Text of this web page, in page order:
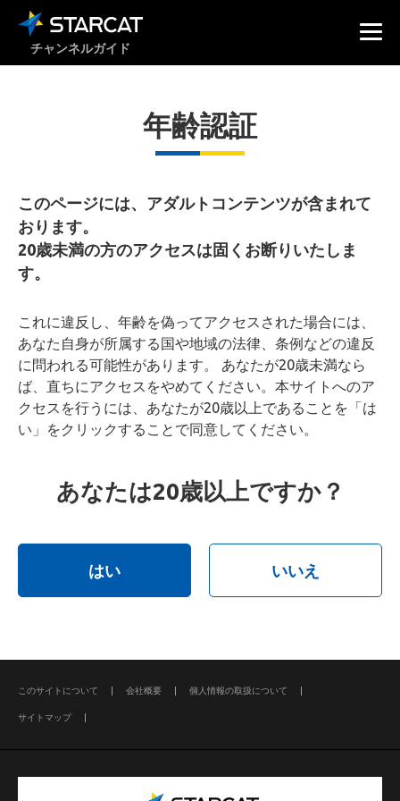
チャンネルガイド
年齢認証
このページには、アダルトコンテンツが含まれて
おります。
20歳未満の方のアクセスは固くお断りいたしま
す。
これに違反し、年齢を偽ってアクセスされた場合には、
あなた自身が所属する国や地域の法律、条例などの違反
に問われる可能性があります。 あなたが20歳未満なら
ば、直ちにアクセスをやめてください。本サイトへのア
クセスを行うには、あなたが20歳以上であることを「は
い」をクリックすることで同意してください。
あなたは20歳以上ですか？
はい いいえ
このサイトについて 会社概要 個人情報の取扱について
サイトマップ